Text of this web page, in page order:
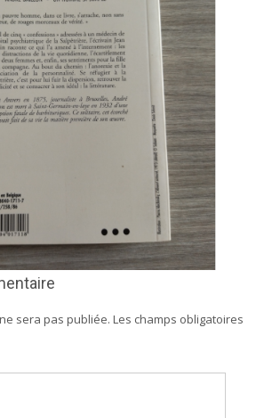
sera pas publiée. Les champs obligatoires